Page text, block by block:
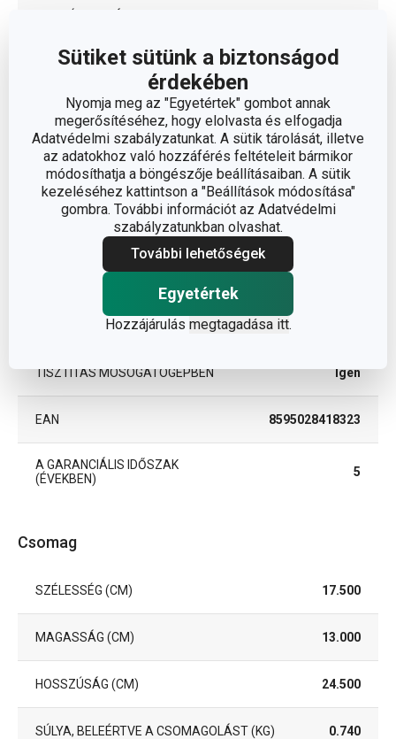
Sütiket sütünk a biztonságod
érdekében
Nyomja meg az "Egyetértek" gombot annak
megerősítéséhez, hogy elolvasta és elfogadja
Adatvédelmi szabályzatunkat. A sütik tárolását, illetve
az adatokhoz való hozzáférés feltételeit bármikor
módosíthatja a böngészője beállításaiban. A sütik
kezeléséhez kattintson a "Beállítások módosítása"
gombra. További információt az Adatvédelmi
szabályzatunkban olvashat.
További lehetőségek
Egyetértek
Hozzájárulás megtagadása itt.
TÍPUS lábas
SZÍN
rozsdamentes
acél
INDUKCIÓS MELEGÍTÉS Igen
GÁZFŰTÉS
MELEGÍTÉS ÜVEGKERÁMIA
FŐZŐLAPON
ELEKTROMOS FŰTÉS
TISZTÍTÁS MOSOGATÓGÉPBEN Igen
EAN 8595028418323
A GARANCIÁLIS IDŐSZAK
(ÉVEKBEN)
5
Csomag
SZÉLESSÉG (CM) 17.500
MAGASSÁG (CM) 13.000
HOSSZÚSÁG (CM) 24.500
SÚLYA, BELEÉRTVE A CSOMAGOLÁST (KG) 0.740